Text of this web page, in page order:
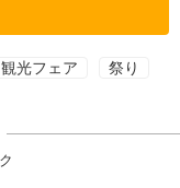
光フェア 祭り